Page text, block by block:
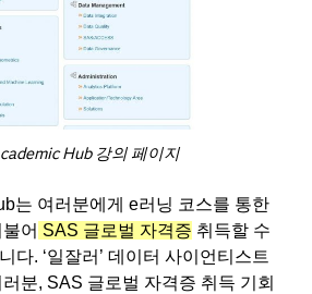
Hub 강의 페이지
는 여러분에게 e러닝 코스를 통한
어 SAS 글로벌 자격증 취득할 수
다. ‘일잘러’ 데이터 사이언티스트
분, SAS 글로벌 자격증 취득 기회